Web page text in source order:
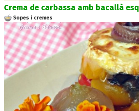
Crema de carbassa amb bacallà
Sopes i cremes